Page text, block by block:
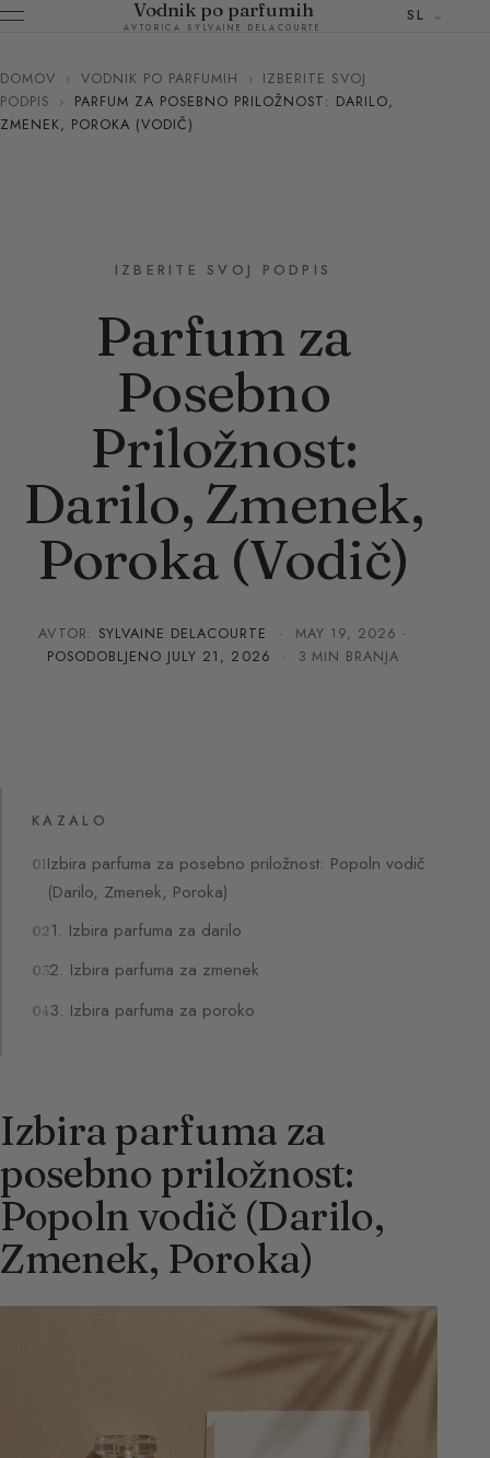
Vodnik po parfumih
AVTORICA SYLVAINE DELACOURTE
SL
DOMOV › VODNIK PO PARFUMIH › IZBERITE SVOJ
PODPIS
›
PARFUM ZA POSEBNO PRILOŽNOST: DARILO,
ZMENEK, POROKA (VODIČ)
IZBERITE SVOJ PODPIS
Parfum za
Posebno
Priložnost:
Darilo, Zmenek,
Poroka (Vodič)
AVTOR: SYLVAINE DELACOURTE · MAY 19, 2026 ·
POSODOBLJENO JULY 21, 2026 · 3 MIN BRANJA
KAZALO
Izbira parfuma za posebno priložnost: Popoln vodič
(Darilo, Zmenek, Poroka)
1. Izbira parfuma za darilo
2. Izbira parfuma za zmenek
3. Izbira parfuma za poroko
Izbira parfuma za
posebno priložnost:
Popoln vodič (Darilo,
Zmenek, Poroka)